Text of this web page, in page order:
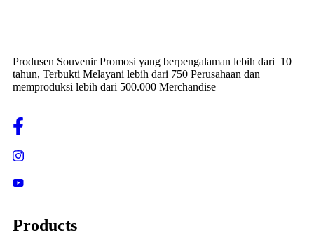
Produsen Souvenir Promosi yang berpengalaman lebih dari 10
tahun, Terbukti Melayani lebih dari 750 Perusahaan dan
memproduksi lebih dari 500.000 Merchandise
Products